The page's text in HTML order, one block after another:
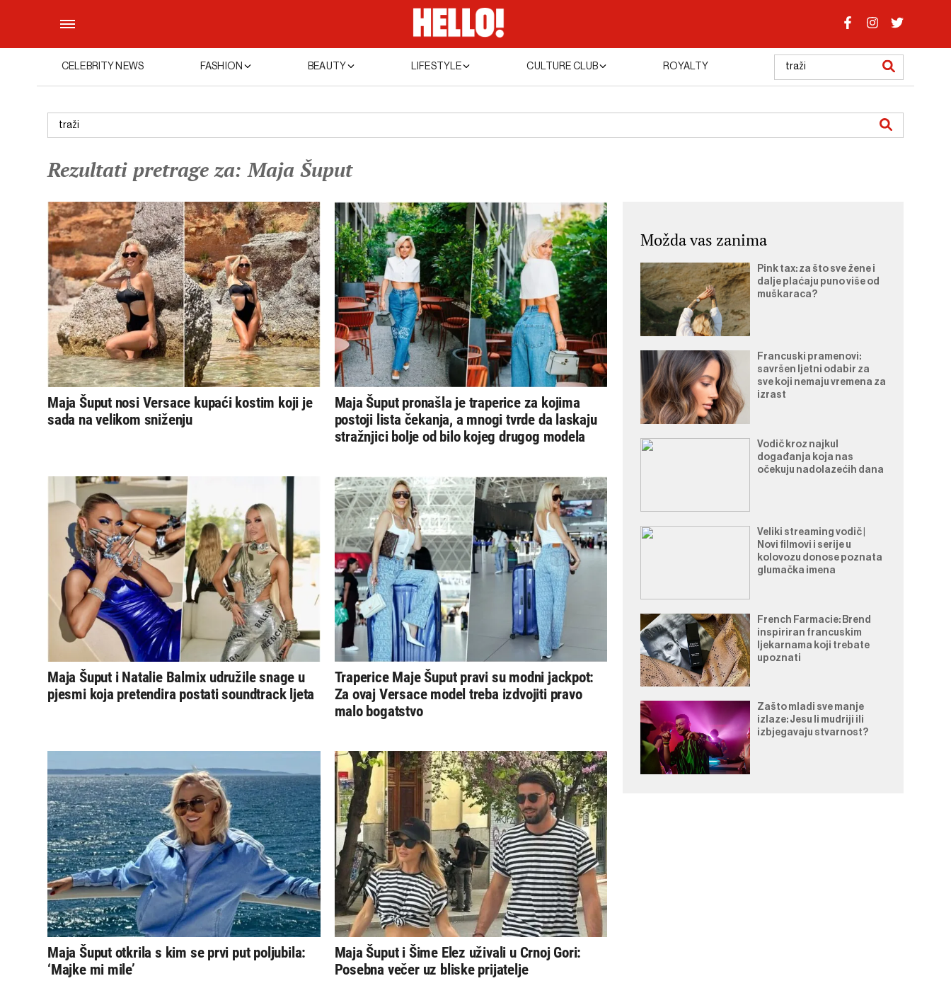
CELEBRITY NEWS FASHION BEAUTY LIFESTYLE CULTURE CLUB ROYALTY
Rezultati pretrage za: Maja Šuput
Maja Šuput nosi Versace kupaći kostim koji je
sada na velikom sniženju
Maja Šuput pronašla je traperice za kojima
postoji lista čekanja, a mnogi tvrde da laskaju
stražnjici bolje od bilo kojeg drugog modela
Maja Šuput i Natalie Balmix udružile snage u
pjesmi koja pretendira postati soundtrack ljeta
Traperice Maje Šuput pravi su modni jackpot:
Za ovaj Versace model treba izdvojiti pravo
malo bogatstvo
Maja Šuput otkrila s kim se prvi put poljubila:
‘Majke mi mile’
Maja Šuput i Šime Elez uživali u Crnoj Gori:
Posebna večer uz bliske prijatelje
Možda vas zanima
Pink tax: za što sve žene i
dalje plaćaju puno više od
muškaraca?
Francuski pramenovi:
savršen ljetni odabir za
sve koji nemaju vremena za
izrast
Vodič kroz najkul
događanja koja nas
očekuju nadolazećih dana
Veliki streaming vodič |
Novi filmovi i serije u
kolovozu donose poznata
glumačka imena
French Farmacie: Brend
inspiriran francuskim
ljekarnama koji trebate
upoznati
Zašto mladi sve manje
izlaze: Jesu li mudriji ili
izbjegavaju stvarnost?